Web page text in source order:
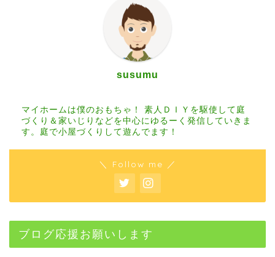
susumu
マイホームは僕のおもちゃ！ 素人ＤＩＹを駆使して庭
づくり＆家いじりなどを中心にゆるーく発信していきま
す。庭で小屋づくりして遊んでます！
＼ Follow me ／
ブログ応援お願いします